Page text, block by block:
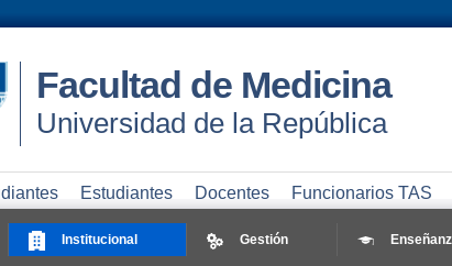
Facultad de Medicina
Universidad de la República
Estudiantes Docentes Funcionarios TAS
Institucional Gestión